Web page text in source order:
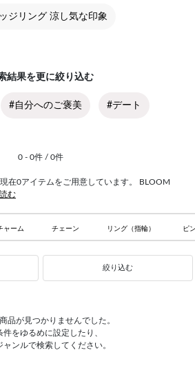
ジリング 涼し気な印象
結果を更に絞り込む
#自分へのご褒美 #デート
0 - 0件 / 0件
在0アイテムをご用意しています。 BLOOM
む
ャーム チェーン リング（指輪） ピ
絞り込む
品が見つかりませんでした。
件をゆるめに設定したり、
ャンルで検索してください。